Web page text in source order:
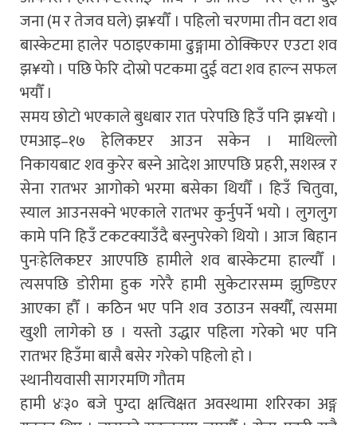
जना (म र तेजव घले) झ¥यौँ । पहिलो चरणमा तीन वटा शव
बास्केटमा हालेर पठाइएकामा ढुङ्गामा ठोक्किएर एउटा शव
झ¥यो । पछि फेरि दोस्रो पटकमा दुई वटा शव हाल्न सफल
भयौँ ।
समय छोटो भएकाले बुधबार रात परेपछि हिउँ पनि झ¥यो ।
एमआइ–१७ हेलिकप्टर आउन सकेन । माथिल्लो
निकायबाट शव कुरेर बस्ने आदेश आएपछि प्रहरी, सशस्त्र र
सेना रातभर आगोको भरमा बसेका थियौँ । हिउँ चितुवा,
स्याल आउनसक्ने भएकाले रातभर कुर्नुपर्ने भयो । लुगलुग
कामे पनि हिउँ टकटक्याउँदै बस्नुपरेको थियो । आज बिहान
पुनःहेलिकप्टर आएपछि हामीले शव बास्केटमा हाल्यौँ ।
त्यसपछि डोरीमा हुक गरेरै हामी सुकेटारसम्म झुण्डिएर
आएका हौँ । कठिन भए पनि शव उठाउन सक्यौँ, त्यसमा
खुशी लागेको छ । यस्तो उद्धार पहिला गरेको भए पनि
रातभर हिउँमा बासै बसेर गरेको पहिलो हो ।
स्थानीयवासी सागरमणि गौतम
हामी ४ः३० बजे पुग्दा क्षत्विक्षत अवस्थामा शरिरका अङ्ग